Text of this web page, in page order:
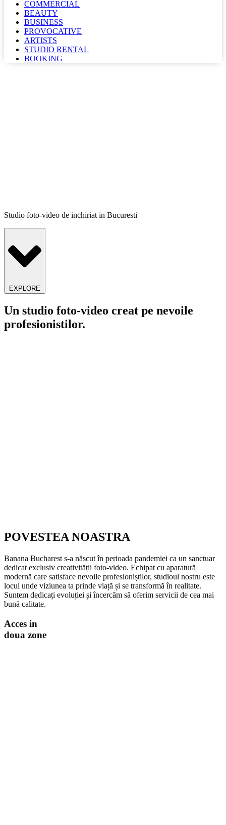
COMMERCIAL
BEAUTY
BUSINESS
PROVOCATIVE
ARTISTS
STUDIO RENTAL
BOOKING
Studio foto-video de inchiriat in Bucuresti
EXPLORE
Un studio foto-video creat pe nevoile
profesionistilor.
POVESTEA NOASTRA
Banana Bucharest s-a născut în perioada pandemiei ca un sanctuar
dedicat exclusiv creativității foto-video. Echipat cu aparatură
modernă care satisface nevoile profesioniștilor, studioul nostru este
locul unde viziunea ta prinde viață și se transformă în realitate.
Suntem dedicați evoluției și încercăm să oferim servicii de cea mai
bună calitate.
Acces in
doua zone